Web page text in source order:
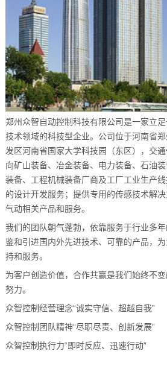
郑州众智自动控制科技有限公司是一家立
技术领域的科技型企业。公司位于河南省
发区河南省国家大学科技园（东区），交
向矿山装备、冶金装备、电力装备、石油
装备、工程机械装备厂商及工厂工业生产
的设计开发服务；提供专用的传感技术解
气动相关产品和服务。
我们的团队朝气蓬勃，依靠服务于行业多
鉴和引进国内外先进技术、可靠的产品，
持和服务。
为客户创造价值，合作共赢是我们始终不
努力。
众智控制经营理念“诚实守信、超越自我”
众智控制团队精神“尽职尽责、创新发展”
众智控制执行力“即时反应、迅速行动”